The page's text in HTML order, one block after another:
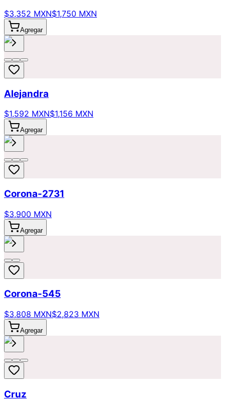
$3,352 MXN$1,750 MXN
Agregar
Alejandra
$1,592 MXN$1,156 MXN
Agregar
Corona-2731
$3,900 MXN
Agregar
Corona-545
$3,808 MXN$2,823 MXN
Agregar
Cruz